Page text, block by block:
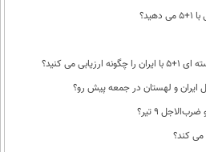
می کنید؟
ایران و لهستان در جمعه پیش رو؟
9 تیر؟
می کند؟